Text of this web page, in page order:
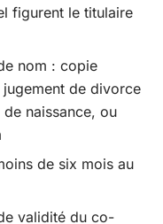
figurent le titulaire
nom : copie
jugement de divorce
naissance, ou
de six mois au
validité du co-